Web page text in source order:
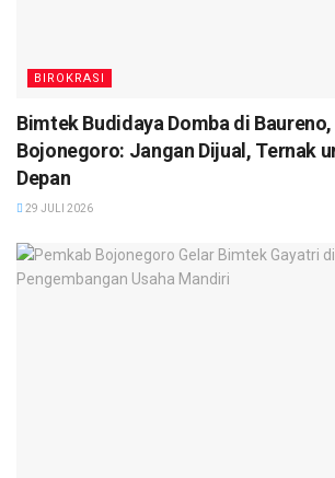
BIROKRASI
Bimtek Budidaya Domba di Baureno,
Bojonegoro: Jangan Dijual, Ternak
Depan
29 JULI 2026